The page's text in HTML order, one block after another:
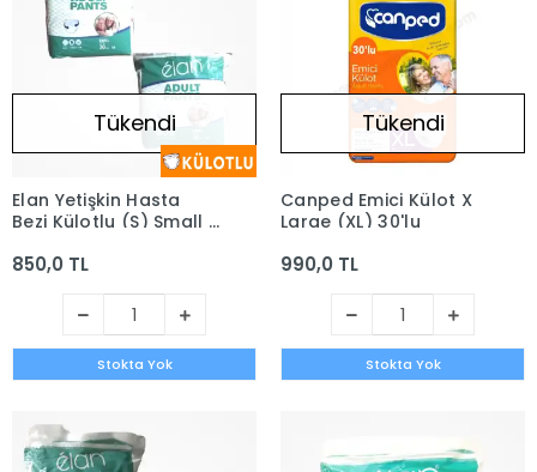
Tükendi
Elan Yetişkin Hasta
Bezi Külotlu (S) Small -
Adet)
850,0 TL
Stokta Yok
Tükendi
Canped Emici Külot X
Large (XL) 30'lu
990,0 TL
Stokta Yok